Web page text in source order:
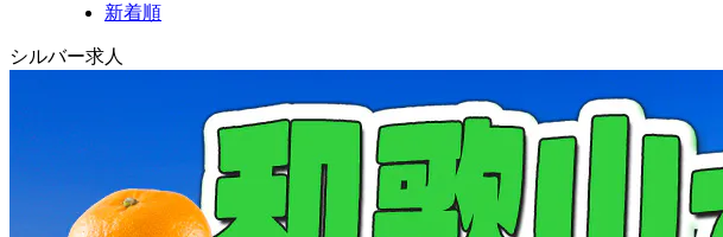
新着順
シルバー求人